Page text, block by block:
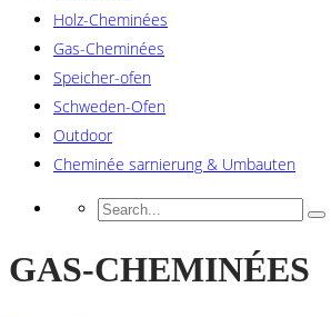
Holz-Cheminées
Gas-Cheminées
Speicher-ofen
Schweden-Ofen
Outdoor
Cheminée sarnierung & Umbauten
GAS-CHEMINÉES